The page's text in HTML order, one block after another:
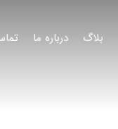
بلاگ درباره ما